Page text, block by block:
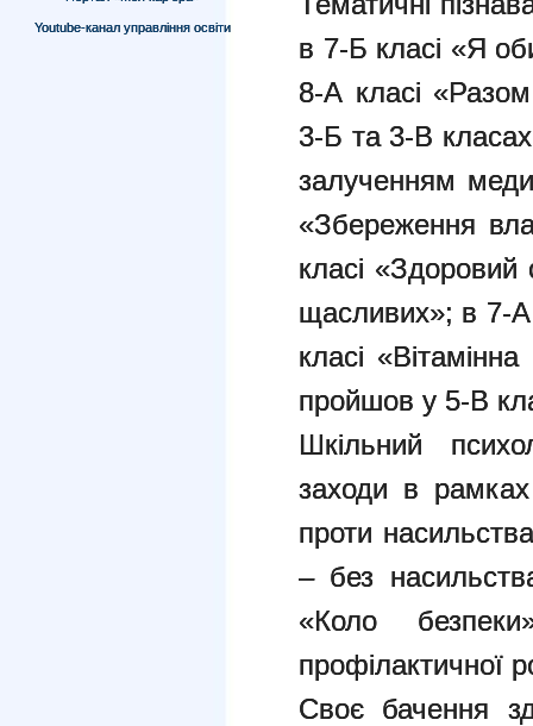
Youtube-канал управління освіти
в 7-Б класі «Я
8-А класі
3-Б та 3-В класах
залученням
«Збереження
класі «Здоровий
щасливих»; в 7-А
класі
пройшов у 5-В
Шкільний
заходи в рамках
проти
– без
«Коло
профілактичної
Своє бачення